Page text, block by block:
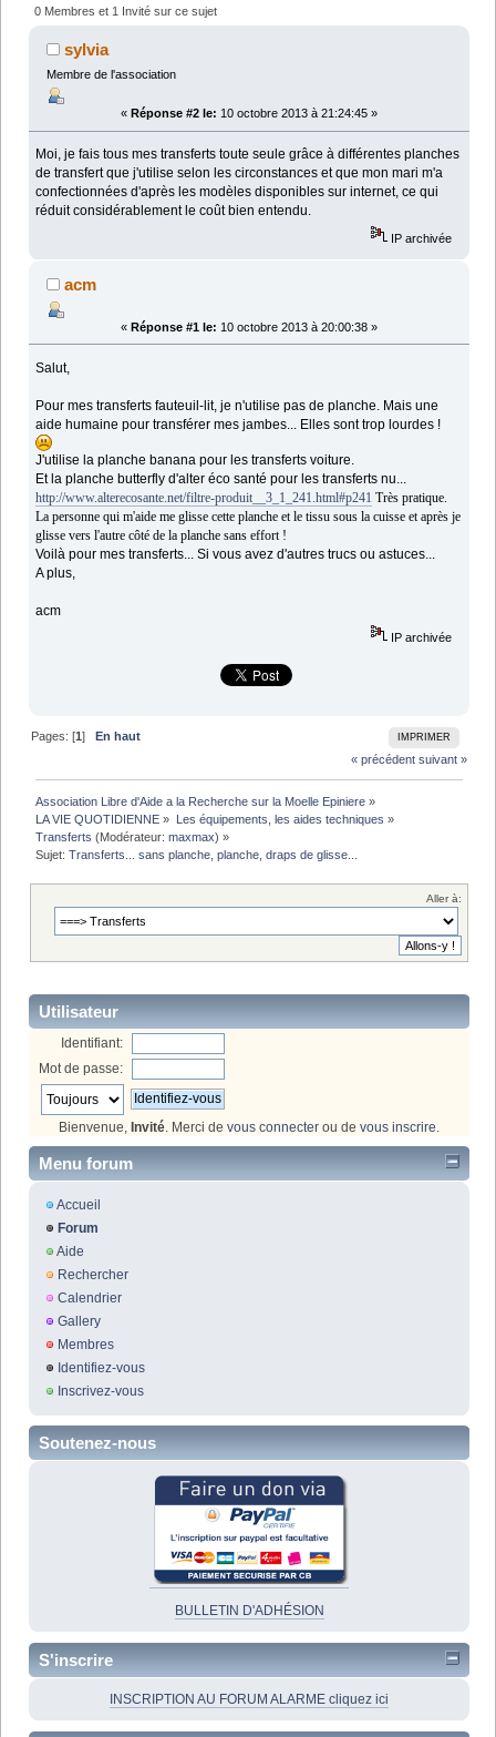
planche, planche, draps de glisse... (Lu 12731 fois)
0 Membres et 1 Invité sur ce sujet
sylvia
Membre de l'association
« Réponse #2 le: 10 octobre 2013 à 21:24:45 »
Moi, je fais tous mes transferts toute seule grâce à différentes planches
de transfert que j'utilise selon les circonstances et que mon mari m'a
confectionnées d'après les modèles disponibles sur internet, ce qui
réduit considérablement le coût bien entendu.
IP archivée
acm
« Réponse #1 le: 10 octobre 2013 à 20:00:38 »
Salut,
Pour mes transferts fauteuil-lit, je n'utilise pas de planche. Mais une
aide humaine pour transférer mes jambes... Elles sont trop lourdes !
J'utilise la planche banana pour les transferts voiture.
Et la planche butterfly d'alter éco santé pour les transferts nu...
http://www.alterecosante.net/filtre-produit__3_1_241.html#p241 Très pratique.
La personne qui m'aide me glisse cette planche et le tissu sous la cuisse et après je
glisse vers l'autre côté de la planche sans effort !
Voilà pour mes transferts... Si vous avez d'autres trucs ou astuces...
A plus,
acm
IP archivée
IMPRIMER
Pages: [1]En haut
« précédent suivant »
Association Libre d'Aide a la Recherche sur la Moelle Epiniere »
LA VIE QUOTIDIENNE » Les équipements, les aides techniques »
Transferts (Modérateur:maxmax) »
Sujet:Transferts... sans planche, planche, draps de glisse...
Aller à:
Utilisateur
Identifiant:
Mot de passe:
Bienvenue, Invité . Merci de vous connecter ou de vous inscrire
Menu forum
Accueil
Forum
Aide
Rechercher
Calendrier
Gallery
Membres
Identifiez-vous
Inscrivez-vous
Soutenez-nous
BULLETIN D'ADHÉSION
S'inscrire
INSCRIPTION AU FORUM ALARME cliquez ici